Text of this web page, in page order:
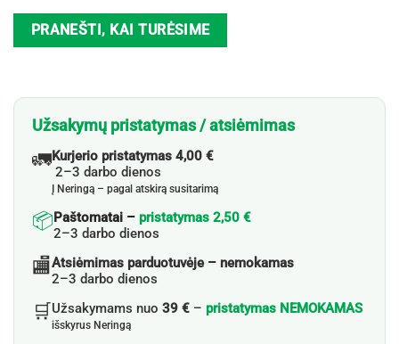
PRANEŠTI, KAI TURĖSIME
Užsakymų pristatymas / atsiėmimas
🚛Kurjerio pristatymas 4,00 €
2–3 darbo dienos
Į Neringą – pagal atskirą susitarimą
📦Paštomatai – pristatymas 2,50 €
2–3 darbo dienos
🏬Atsiėmimas parduotuvėje – nemokamas
2–3 darbo dienos
🛒Užsakymams nuo 39 € – pristatymas NEMOKAMAS
išskyrus Neringą